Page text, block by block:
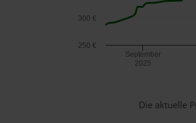
September
2025
250 €
300 €
Die aktuelle